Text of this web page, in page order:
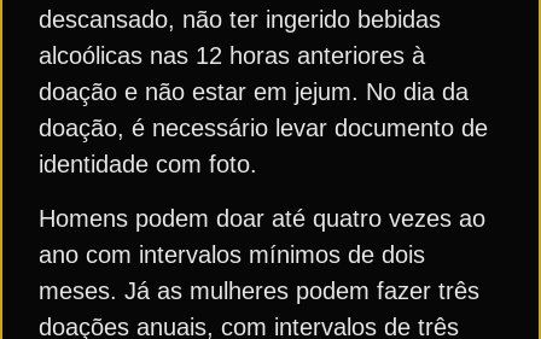
descansado, não ter ingerido bebidas
alcoólicas nas 12 horas anteriores à
doação e não estar em jejum. No dia da
doação, é necessário levar documento de
identidade com foto.
Homens podem doar até quatro vezes ao
ano com intervalos mínimos de dois
meses. Já as mulheres podem fazer três
doações anuais, com intervalos de três